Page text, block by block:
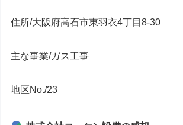
住所/大阪府高石市東羽衣4丁目8-30
主な事業/ガス工事
地区No./23